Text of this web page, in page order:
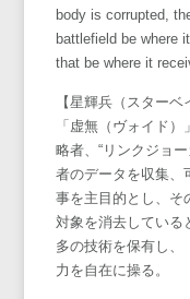
body is corrupted,
battlefield be where
that be where it
【星輝兵（スターベ
「虚無（ヴォイド
略者、“リンクジョ
者のデータを収集、
事を主目的とし、そ
対象を消去している
多の技術を保有し、
力を自在に操る。